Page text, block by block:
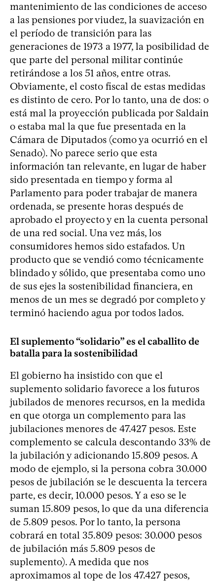
mantenimiento de las condiciones de acceso
a las pensiones por viudez, la suavización en
el período de transición para las
generaciones de 1973 a 1977, la posibilidad de
que parte del personal militar continúe
retirándose a los 51 años, entre otras.
Obviamente, el costo fiscal de estas medidas
es distinto de cero. Por lo tanto, una de dos: o
está mal la proyección publicada por Saldain
o estaba mal la que fue presentada en la
Cámara de Diputados (como ya ocurrió en el
Senado). No parece serio que esta
información tan relevante, en lugar de haber
sido presentada en tiempo y forma al
Parlamento para poder trabajar de manera
ordenada, se presente horas después de
aprobado el proyecto y en la cuenta personal
de una red social. Una vez más, los
consumidores hemos sido estafados. Un
producto que se vendió como técnicamente
blindado y sólido, que presentaba como uno
de sus ejes la sostenibilidad financiera, en
menos de un mes se degradó por completo y
terminó haciendo agua por todos lados.
El suplemento “solidario” es el caballito de
batalla para la sostenibilidad
El gobierno ha insistido con que el
suplemento solidario favorece a los futuros
jubilados de menores recursos, en la medida
en que otorga un complemento para las
jubilaciones menores de 47.427 pesos. Este
complemento se calcula descontando 33% de
la jubilación y adicionando 15.809 pesos. A
modo de ejemplo, si la persona cobra 30.000
pesos de jubilación se le descuenta la tercera
parte, es decir, 10.000 pesos. Y a eso se le
suman 15.809 pesos, lo que da una diferencia
de 5.809 pesos. Por lo tanto, la persona
cobrará en total 35.809 pesos: 30.000 pesos
de jubilación más 5.809 pesos de
suplemento). A medida que nos
aproximamos al tope de los 47.427 pesos,